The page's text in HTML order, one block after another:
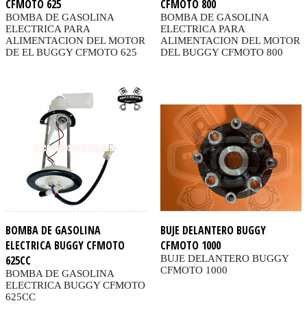
CFMOTO 625
BOMBA DE GASOLINA
ELECTRICA PARA
ALIMENTACION DEL MOTOR
DE EL BUGGY CFMOTO 625
CFMOTO 800
BOMBA DE GASOLINA
ELECTRICA PARA
ALIMENTACION DEL MOTOR
DEL BUGGY CFMOTO 800
BOMBA DE GASOLINA
ELECTRICA BUGGY CFMOTO
625CC
BOMBA DE GASOLINA
ELECTRICA BUGGY CFMOTO
625CC
BUJE DELANTERO BUGGY
CFMOTO 1000
BUJE DELANTERO BUGGY
CFMOTO 1000